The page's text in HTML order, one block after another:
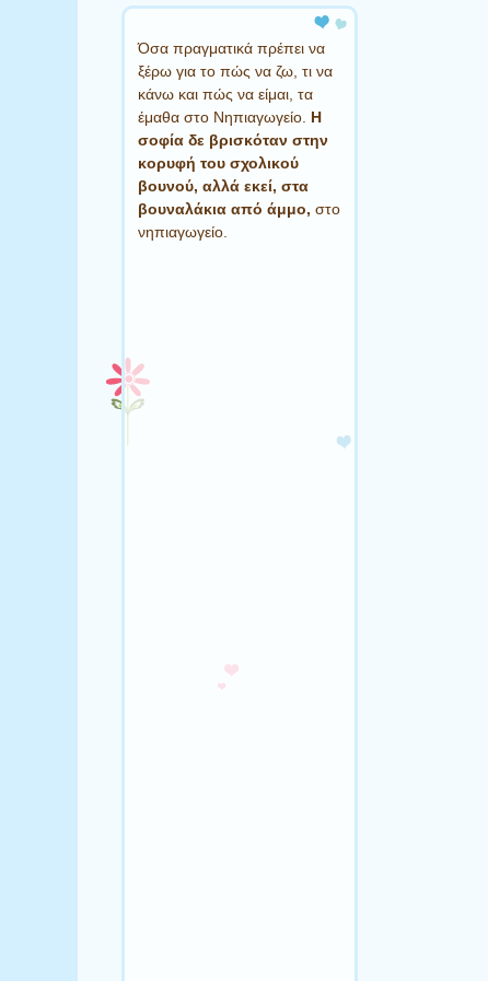
Όσα πραγματικά πρέπει να
ξέρω για το πώς να ζω, τι να
κάνω και πώς να είμαι, τα
έμαθα στο Νηπιαγωγείο. Η
σοφία δε βρισκόταν στην
κορυφή του σχολικού
βουνού, αλλά εκεί, στα
βουναλάκια από άμμο, στο
νηπιαγωγείο.